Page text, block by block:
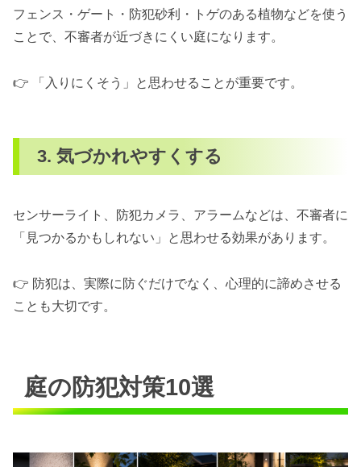
フェンス・ゲート・防犯砂利・トゲのある植物などを使う
ことで、不審者が近づきにくい庭になります。
👉 「入りにくそう」と思わせることが重要です。
3. 気づかれやすくする
センサーライト、防犯カメラ、アラームなどは、不審者に
「見つかるかもしれない」と思わせる効果があります。
👉 防犯は、実際に防ぐだけでなく、心理的に諦めさせる
ことも大切です。
庭の防犯対策10選